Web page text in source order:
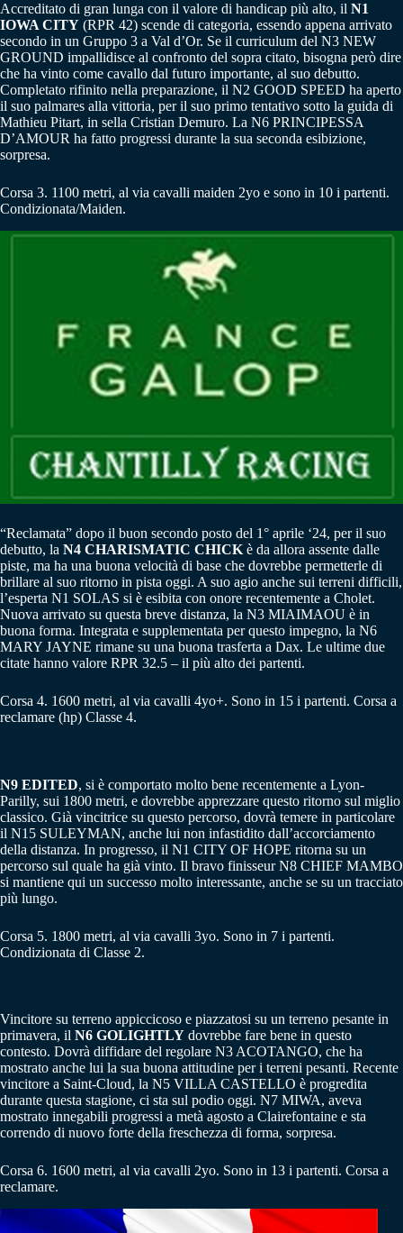
Accreditato di gran lunga con il valore di handicap più alto, il N1
IOWA CITY (RPR 42) scende di categoria, essendo appena arrivato
secondo in un Gruppo 3 a Val d’Or. Se il curriculum del N3 NEW
GROUND impallidisce al confronto del sopra citato, bisogna però dire
che ha vinto come cavallo dal futuro importante, al suo debutto.
Completato rifinito nella preparazione, il N2 GOOD SPEED ha aperto
il suo palmares alla vittoria, per il suo primo tentativo sotto la guida di
Mathieu Pitart, in sella Cristian Demuro. La N6 PRINCIPESSA
D’AMOUR ha fatto progressi durante la sua seconda esibizione,
sorpresa.
Corsa 3. 1100 metri, al via cavalli maiden 2yo e sono in 10 i partenti.
Condizionata/Maiden.
“Reclamata” dopo il buon secondo posto del 1° aprile ‘24, per il suo
debutto, la N4 CHARISMATIC CHICK è da allora assente dalle
piste, ma ha una buona velocità di base che dovrebbe permetterle di
brillare al suo ritorno in pista oggi. A suo agio anche sui terreni difficili,
l’esperta N1 SOLAS si è esibita con onore recentemente a Cholet.
Nuova arrivato su questa breve distanza, la N3 MIAIMAOU è in
buona forma. Integrata e supplementata per questo impegno, la N6
MARY JAYNE rimane su una buona trasferta a Dax. Le ultime due
citate hanno valore RPR 32.5 – il più alto dei partenti.
Corsa 4. 1600 metri, al via cavalli 4yo+. Sono in 15 i partenti. Corsa a
reclamare (hp) Classe 4.
N9 EDITED, si è comportato molto bene recentemente a Lyon-
Parilly, sui 1800 metri, e dovrebbe apprezzare questo ritorno sul miglio
classico. Già vincitrice su questo percorso, dovrà temere in particolare
il N15 SULEYMAN, anche lui non infastidito dall’accorciamento
della distanza. In progresso, il N1 CITY OF HOPE ritorna su un
percorso sul quale ha già vinto. Il bravo finisseur N8 CHIEF MAMBO
si mantiene qui un successo molto interessante, anche se su un tracciato
più lungo.
Corsa 5. 1800 metri, al via cavalli 3yo. Sono in 7 i partenti.
Condizionata di Classe 2.
Vincitore su terreno appiccicoso e piazzatosi su un terreno pesante in
primavera, il N6 GOLIGHTLY dovrebbe fare bene in questo
contesto. Dovrà diffidare del regolare N3 ACOTANGO, che ha
mostrato anche lui la sua buona attitudine per i terreni pesanti. Recente
vincitore a Saint-Cloud, la N5 VILLA CASTELLO è progredita
durante questa stagione, ci sta sul podio oggi. N7 MIWA, aveva
mostrato innegabili progressi a metà agosto a Clairefontaine e sta
correndo di nuovo forte della freschezza di forma, sorpresa.
Corsa 6. 1600 metri, al via cavalli 2yo. Sono in 13 i partenti. Corsa a
reclamare.